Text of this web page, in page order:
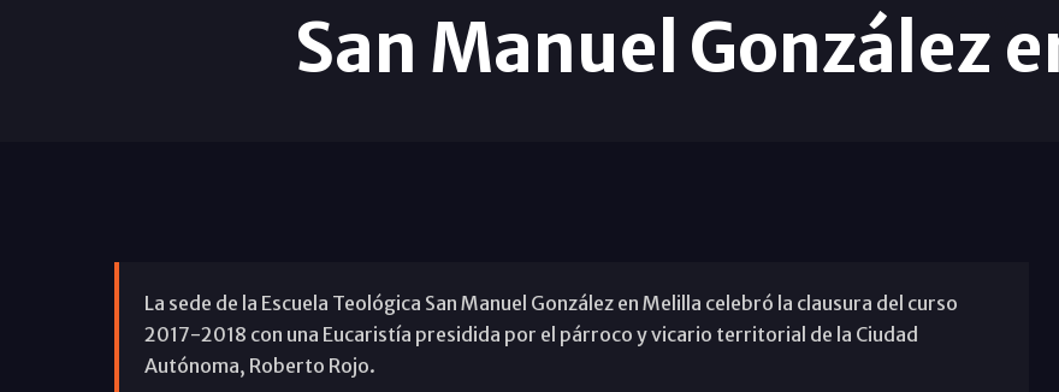
San Manuel González
La sede de la Escuela Teológica San Manuel González en Melilla celebró la clausura del curso
2017-2018 con una Eucaristía presidida por el párroco y vicario territorial de la Ciudad
Autónoma, Roberto Rojo.